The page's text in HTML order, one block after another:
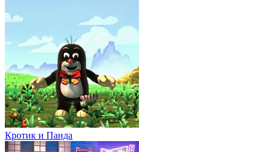
Кротик и Панда